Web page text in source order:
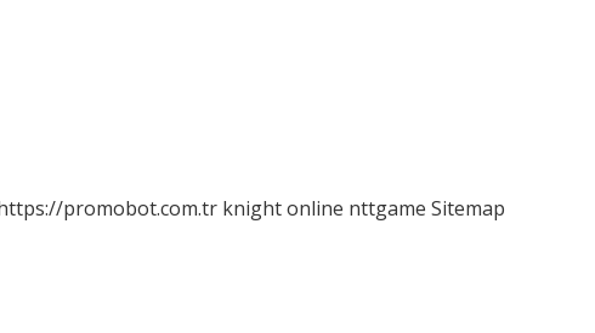
promobot.com.tr knight online nttgame Sitemap